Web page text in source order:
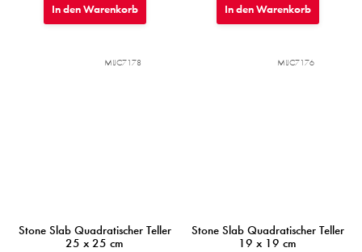
In den Warenkorb In den Warenkorb
Stone Slab Quadratischer Teller
25 x 25 cm
MIJC7178
Stone Slab Quadratischer Teller
19 x 19 cm
MIJC7176